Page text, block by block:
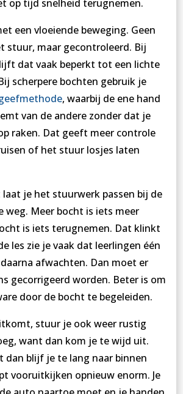
op tijd snelheid terugnemen.
een vloeiende beweging. Geen
stuur, maar gecontroleerd. Bij
dat vaak beperkt tot een lichte
scherpere bochten gebruik je
, waarbij de ene hand
van de andere zonder dat je
raken. Dat geeft meer controle
of het stuur losjes laten
je het stuurwerk passen bij de
weg. Meer bocht is iets meer
is iets terugnemen. Dat klinkt
les zie je vaak dat leerlingen één
afwachten. Dan moet er
gecorrigeerd worden. Beter is om
door de bocht te begeleiden.
stuur je ook weer rustig
want dan kom je te wijd uit.
dan blijf je te lang naar binnen
vooruitkijken opnieuw enorm. Je